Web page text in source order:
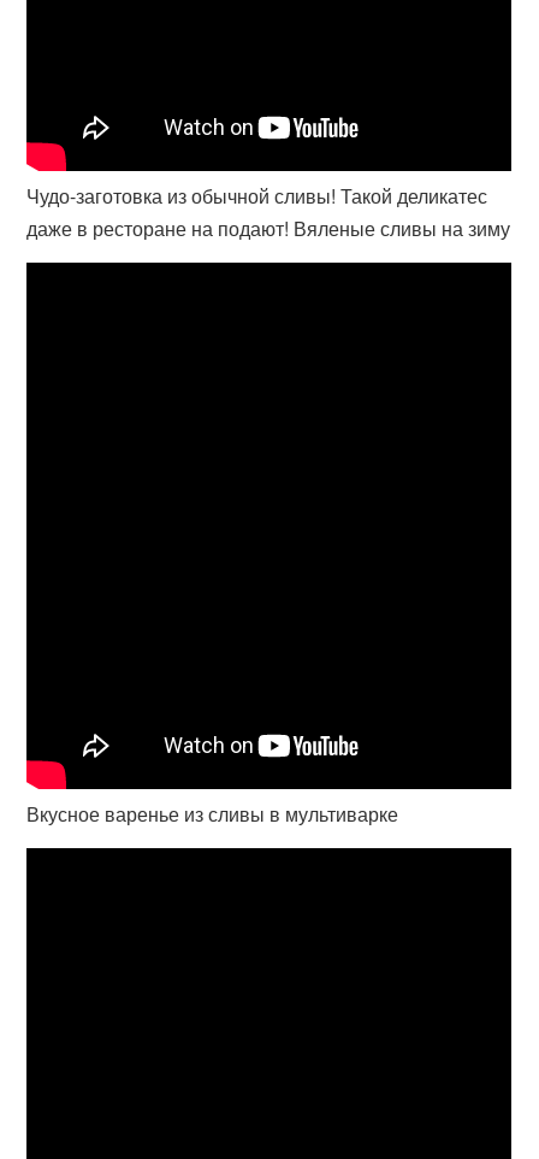
Чудо-заготовка из обычной сливы! Такой деликатес
даже в ресторане на подают! Вяленые сливы на зиму
Вкусное варенье из сливы в мультиварке